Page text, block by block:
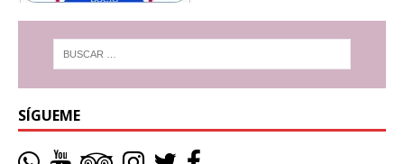
SÍGUEME